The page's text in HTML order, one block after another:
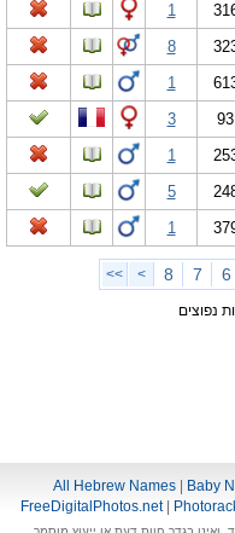
1
8
1
93
3
1
5
1
6
7
8
>
>>
All Hebrew Names Baby
FreeDigitalPhotos.net|